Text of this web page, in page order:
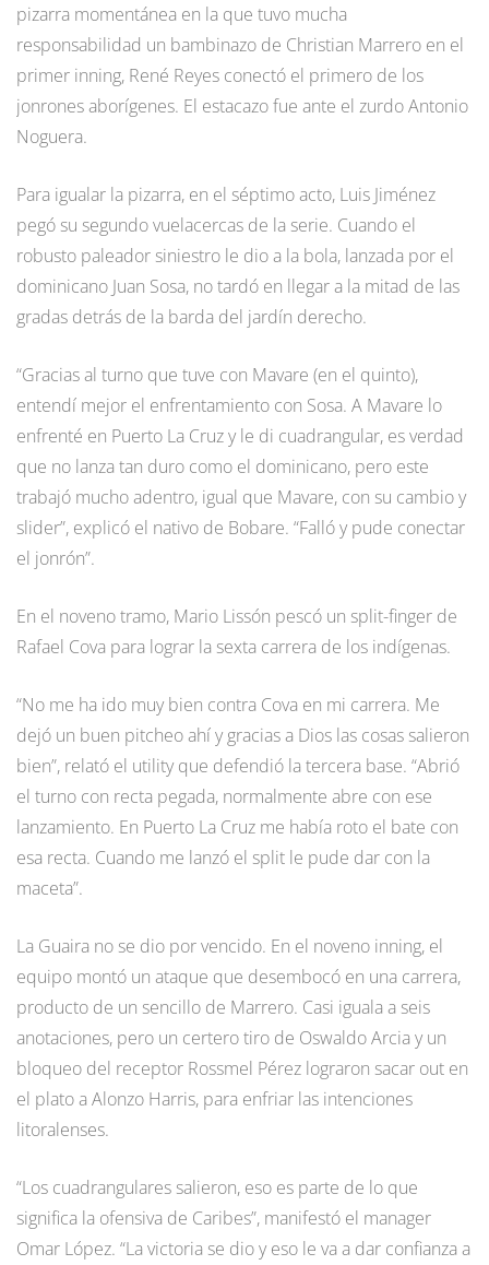
pizarra momentánea en la que tuvo mucha
responsabilidad un bambinazo de Christian Marrero en el
primer inning, René Reyes conectó el primero de los
jonrones aborígenes. El estacazo fue ante el zurdo Antonio
Noguera.
Para igualar la pizarra, en el séptimo acto, Luis Jiménez
pegó su segundo vuelacercas de la serie. Cuando el
robusto paleador siniestro le dio a la bola, lanzada por el
dominicano Juan Sosa, no tardó en llegar a la mitad de las
gradas detrás de la barda del jardín derecho.
“Gracias al turno que tuve con Mavare (en el quinto),
entendí mejor el enfrentamiento con Sosa. A Mavare lo
enfrenté en Puerto La Cruz y le di cuadrangular, es verdad
que no lanza tan duro como el dominicano, pero este
trabajó mucho adentro, igual que Mavare, con su cambio y
slider”, explicó el nativo de Bobare. “Falló y pude conectar
el jonrón”.
En el noveno tramo, Mario Lissón pescó un split-finger de
Rafael Cova para lograr la sexta carrera de los indígenas.
“No me ha ido muy bien contra Cova en mi carrera. Me
dejó un buen pitcheo ahí y gracias a Dios las cosas salieron
bien”, relató el utility que defendió la tercera base. “Abrió
el turno con recta pegada, normalmente abre con ese
lanzamiento. En Puerto La Cruz me había roto el bate con
esa recta. Cuando me lanzó el split le pude dar con la
maceta”.
La Guaira no se dio por vencido. En el noveno inning, el
equipo montó un ataque que desembocó en una carrera,
producto de un sencillo de Marrero. Casi iguala a seis
anotaciones, pero un certero tiro de Oswaldo Arcia y un
bloqueo del receptor Rossmel Pérez lograron sacar out en
el plato a Alonzo Harris, para enfriar las intenciones
litoralenses.
“Los cuadrangulares salieron, eso es parte de lo que
significa la ofensiva de Caribes”, manifestó el manager
Omar López. “La victoria se dio y eso le va a dar confianza a